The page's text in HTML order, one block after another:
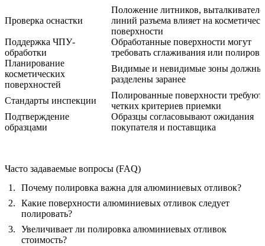
Проверка оснастки
Положение литников,
линий разъема влияет на
поверхности
Поддержка ЧПУ-
обработки
Обработанные поверхности могут
требовать сглаживания или
Планирование
косметических
поверхностей
Видимые и невидимые зоны должны
разделены заранее
Стандарты инспекции
Полированные поверхности требуют
четких критериев приемки
Подтверждение
образцами
Образцы согласовывают ожидания
покупателя и поставщика
Часто задаваемые вопросы (FAQ)
Почему полировка важна для алюминиевых отливок?
Какие поверхности алюминиевых отливок следует
полировать?
Увеличивает ли полировка алюминиевых отливок
стоимость?